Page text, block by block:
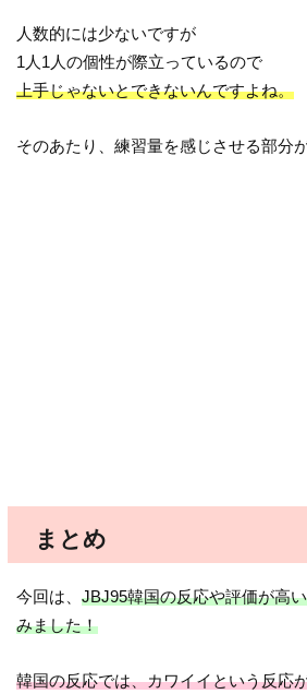
人数的には少ないですが
1人1人の個性が際立っているので
上手じゃないとできないんですよね。
そのあたり、練習量を感じさせる部分
まとめ
今回は、JBJ95韓国の反応や評価が高
みました！
韓国の反応では、カワイイという反応